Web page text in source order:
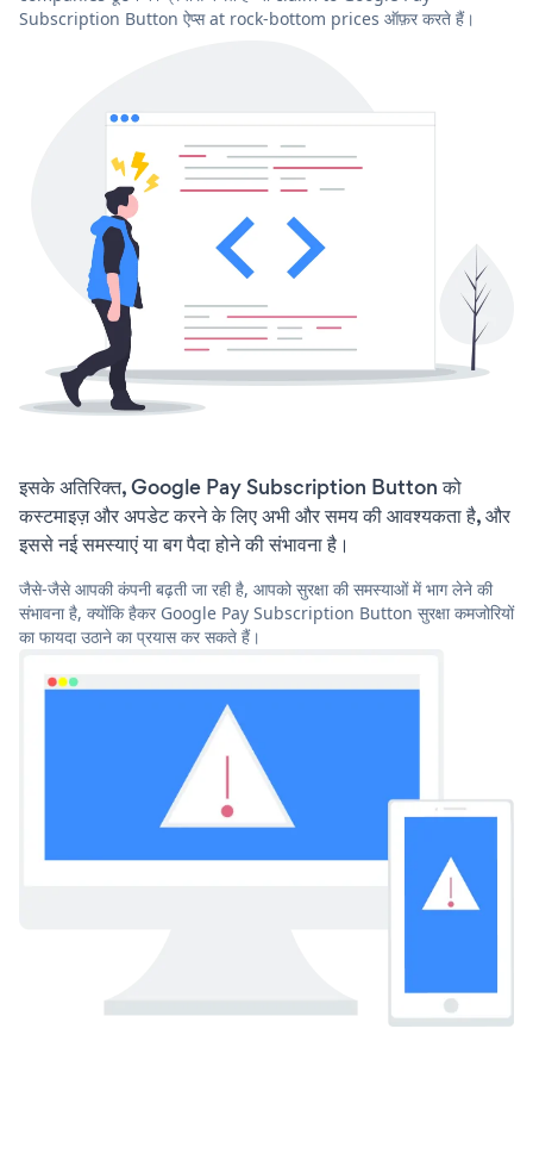
Subscription Button ऐप्स at rock-bottom prices ऑफ़र करते हैं।
इसके अतिरिक्त, Google Pay Subscription Button को
कस्टमाइज़ और अपडेट करने के लिए अभी और समय की आवश्यकता है, और
इससे नई समस्याएं या बग पैदा होने की संभावना है।
जैसे-जैसे आपकी कंपनी बढ़ती जा रही है, आपको सुरक्षा की समस्याओं में भाग लेने की
संभावना है, क्योंकि हैकर Google Pay Subscription Button सुरक्षा कमजोरियों
का फायदा उठाने का प्रयास कर सकते हैं।